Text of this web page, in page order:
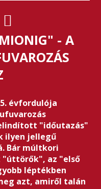
- A
évfordulója
"időutazás"
ilyen jellegű
Bár múltkori
"úttörők", az "első
léptékben
azt, amiről talán